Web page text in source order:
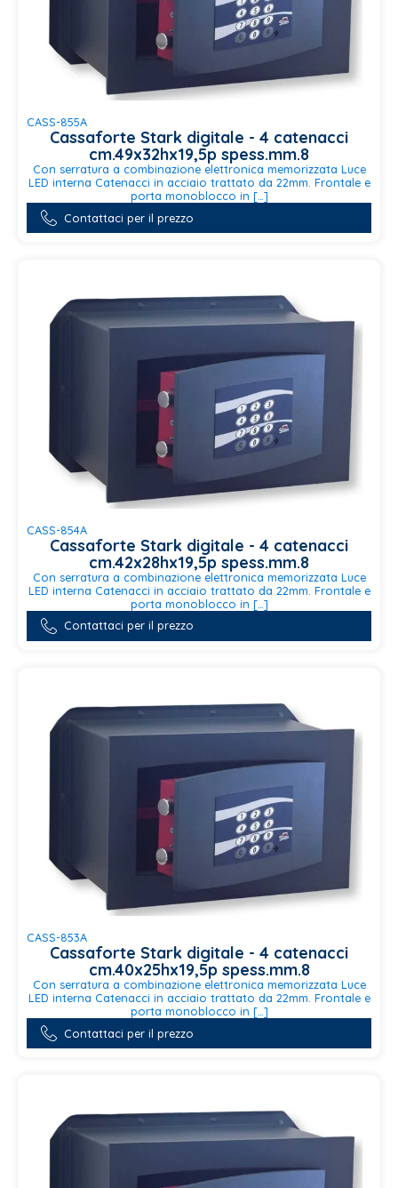
CASS-855A
Cassaforte Stark digitale - 4 catenacci
cm.49x32hx19,5p spess.mm.8
Con serratura a combinazione elettronica memorizzata Luce
LED interna Catenacci in acciaio trattato da 22mm. Frontale e
porta monoblocco in […]
Contattaci per il prezzo
CASS-854A
Cassaforte Stark digitale - 4 catenacci
cm.42x28hx19,5p spess.mm.8
Con serratura a combinazione elettronica memorizzata Luce
LED interna Catenacci in acciaio trattato da 22mm. Frontale e
porta monoblocco in […]
Contattaci per il prezzo
CASS-853A
Cassaforte Stark digitale - 4 catenacci
cm.40x25hx19,5p spess.mm.8
Con serratura a combinazione elettronica memorizzata Luce
LED interna Catenacci in acciaio trattato da 22mm. Frontale e
porta monoblocco in […]
Contattaci per il prezzo